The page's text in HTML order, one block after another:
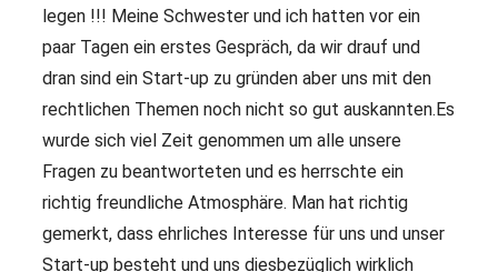
legen !!! Meine Schwester und ich hatten vor ein
paar Tagen ein erstes Gespräch, da wir drauf und
dran sind ein Start-up zu gründen aber uns mit den
rechtlichen Themen noch nicht so gut auskannten.Es
wurde sich viel Zeit genommen um alle unsere
Fragen zu beantworteten und es herrschte ein
richtig freundliche Atmosphäre. Man hat richtig
gemerkt, dass ehrliches Interesse für uns und unser
Start-up besteht und uns diesbezüglich wirklich